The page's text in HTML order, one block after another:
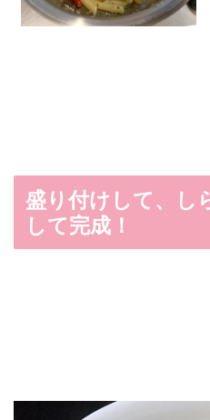
盛り付けして、し
して完成！